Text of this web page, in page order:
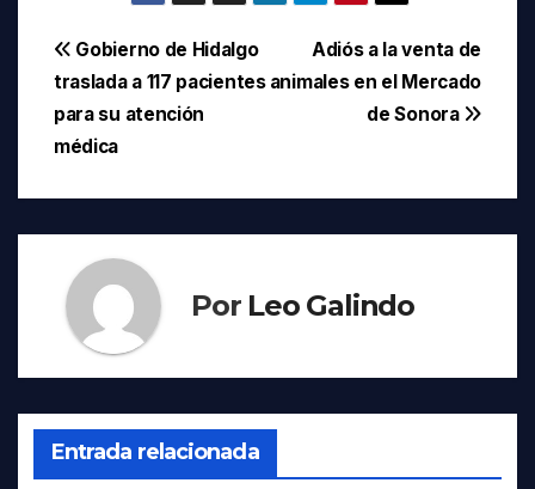
Navegación
de
entradas
Adiós a la venta de
animales en el Mercado
de Sonora
Gobierno de Hidalgo
traslada a 117 pacientes
para su atención
médica
Por Leo Galindo
Entrada relacionada